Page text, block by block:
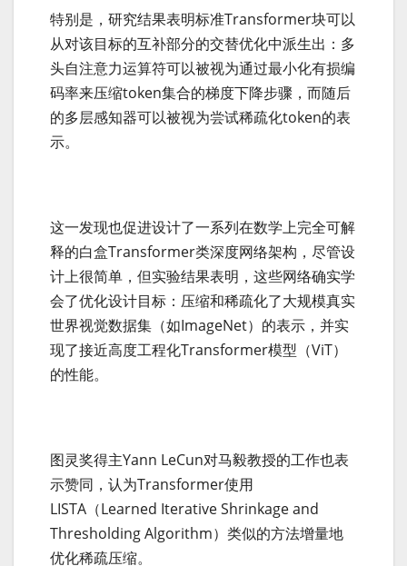
特别是，研究结果表明标准Transformer块可以
从对该目标的互补部分的交替优化中派生出：多
头自注意力运算符可以被视为通过最小化有损编
码率来压缩token集合的梯度下降步骤，而随后
的多层感知器可以被视为尝试稀疏化token的表
示。
这一发现也促进设计了一系列在数学上完全可解
释的白盒Transformer类深度网络架构，尽管设
计上很简单，但实验结果表明，这些网络确实学
会了优化设计目标：压缩和稀疏化了大规模真实
世界视觉数据集（如ImageNet）的表示，并实
现了接近高度工程化Transformer模型（ViT）
的性能。
图灵奖得主Yann LeCun对马毅教授的工作也表
示赞同，认为Transformer使用
LISTA（Learned Iterative Shrinkage and
Thresholding Algorithm）类似的方法增量地
优化稀疏压缩。